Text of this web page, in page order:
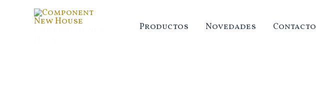
Productos Novedades Contacto